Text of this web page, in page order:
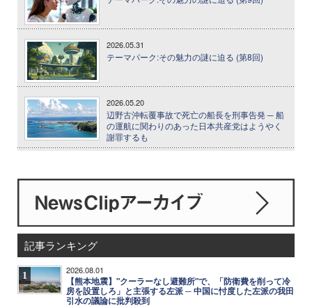
2026.05.31
テーマパーク:その魅力の謎に迫る (第8回)
2026.05.20
辺野古沖転覆事故で死亡の船長を刑事告発 ─ 船
の運航に関わりのあった日本共産党はようやく
謝罪するも
記事ランキング
1 2026.08.01
【熊本地震】"クーラーなし避難所"で、「防衛費を削って冷
房を設置しろ」と主張する左派 ─ 中国に忖度した左派の我田
引水の議論に批判殺到